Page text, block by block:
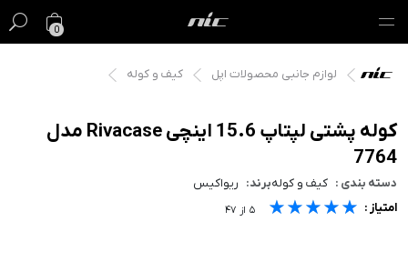
0
گیفت کارت
فروش ویژه
آیفون
لوازم جانبی محصولات اپل کیف و کوله
کوله پشتی لپتاپ 15.6 اینچی Rivacase مدل
7764
دسته بندی : کیف و کولهبرند: ریواکیس
امتیاز : ★★★★★
★★★★★
★★★★★ ۵ از ۴۷